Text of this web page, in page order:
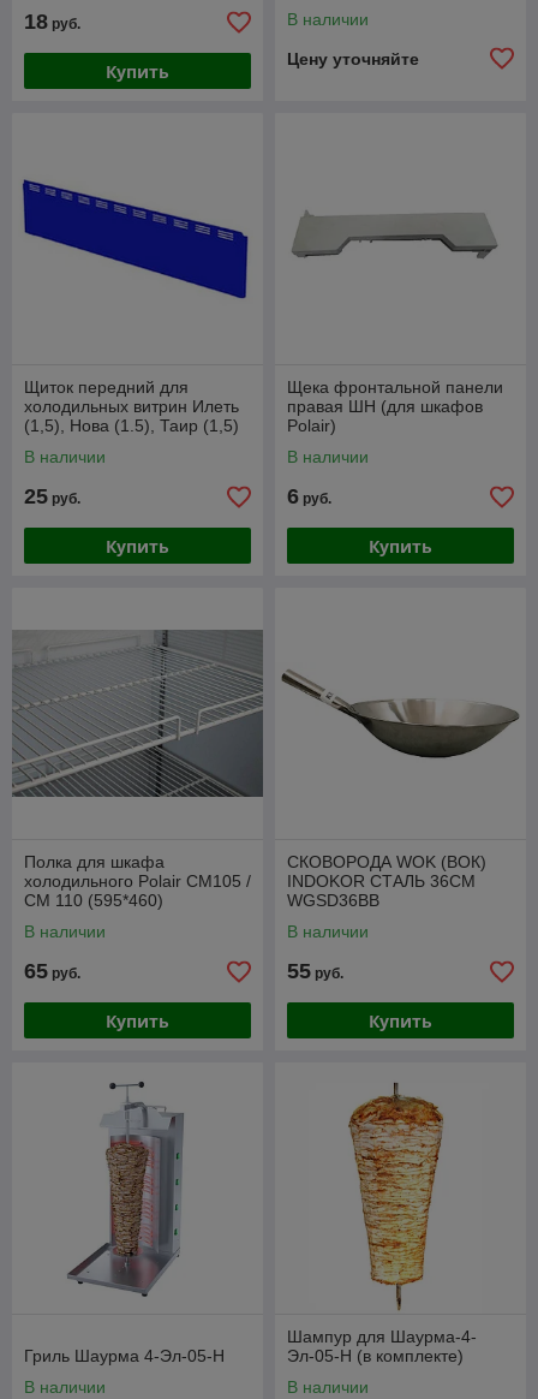
18 руб.
Купить
В наличии
Цену уточняйте
Щиток передний для
холодильных витрин Илеть
(1,5), Нова (1.5), Таир (1,5)
В наличии
25 руб.
Купить
Щека фронтальной панели
правая ШН (для шкафов
Polair)
В наличии
6 руб.
Купить
Полка для шкафа
холодильного Polair CM105 /
CM 110 (595*460)
В наличии
65 руб.
Купить
СКОВОРОДА WOK (ВОК)
INDOKOR СТАЛЬ 36СМ
WGSD36BB
В наличии
55 руб.
Купить
Гриль Шаурма 4-Эл-05-Н
В наличии
Шампур для Шаурма-4-
Эл-05-Н (в комплекте)
В наличии